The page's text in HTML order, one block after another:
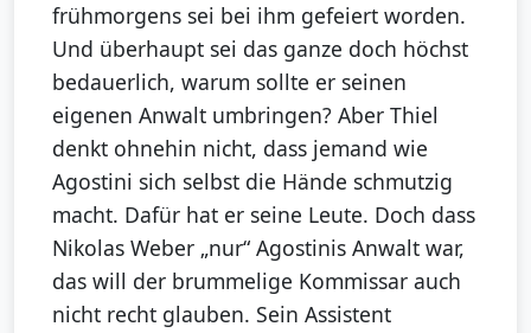
frühmorgens sei bei ihm gefeiert worden.
Und überhaupt sei das ganze doch höchst
bedauerlich, warum sollte er seinen
eigenen Anwalt umbringen? Aber Thiel
denkt ohnehin nicht, dass jemand wie
Agostini sich selbst die Hände schmutzig
macht. Dafür hat er seine Leute. Doch dass
Nikolas Weber „nur“ Agostinis Anwalt war,
das will der brummelige Kommissar auch
nicht recht glauben. Sein Assistent